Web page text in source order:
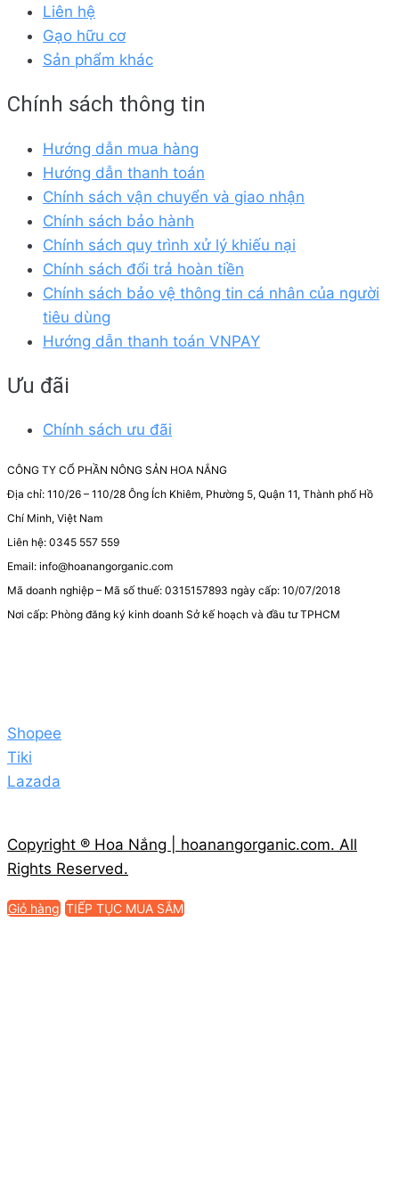
Liên hệ
Gạo hữu cơ
Sản phẩm khác
Chính sách thông tin
Hướng dẫn mua hàng
Hướng dẫn thanh toán
Chính sách vận chuyển và giao nhận
Chính sách bảo hành
Chính sách quy trình xử lý khiếu nại
Chính sách đổi trả hoàn tiền
Chính sách bảo vệ thông tin cá nhân của người
tiêu dùng
Hướng dẫn thanh toán VNPAY
Ưu đãi
Chính sách ưu đãi
CÔNG TY CỔ PHẦN NÔNG SẢN HOA NẮNG
Địa chỉ: 110/26 – 110/28 Ông Ích Khiêm, Phường 5, Quận 11, Thành phố Hồ
Chí Minh, Việt Nam
Liên hệ: 0345 557 559
Email: info@hoanangorganic.com
Mã doanh nghiệp – Mã số thuế: 0315157893 ngày cấp: 10/07/2018
Nơi cấp: Phòng đăng ký kinh doanh Sở kế hoạch và đầu tư TPHCM
Shopee
Tiki
Lazada
Copyright ® Hoa Nắng | hoanangorganic.com. All
Rights Reserved.
Giỏ hàng TIẾP TỤC MUA SẮM